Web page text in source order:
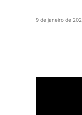
9 de janeiro de